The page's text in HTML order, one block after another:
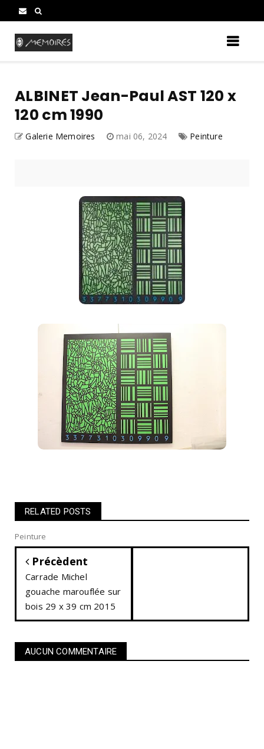
ALBINET Jean-Paul AST 120 x
120 cm 1990
Galerie Memoires mai 06, 2024 Peinture
RELATED POSTS
Peinture
Précèdent
Carrade Michel
gouache marouflée sur
bois 29 x 39 cm 2015
AUCUN COMMENTAIRE